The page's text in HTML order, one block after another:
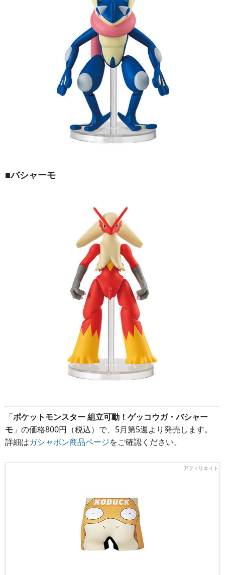
■バシャーモ
「ポケットモンスター 組立可動！ゲッコウガ・バシャー
モ 」の価格800円（税込）で、5月第5週より発売します。
詳細はガシャポン商品ページをご確認ください。